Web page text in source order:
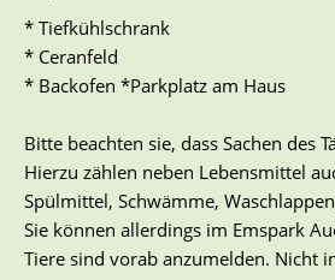
* Tiefkühlschrank
* Ceranfeld
* Backofen *Parkplatz am Haus
Bitte beachten sie, dass Sachen des
Hierzu zählen neben Lebensmittel
Spülmittel, Schwämme,
Sie können allerdings im Emspark
Tiere sind vorab anzumelden. Nicht